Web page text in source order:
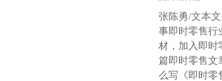
张陈勇/文本
事即时零售行
材，加入即时
篇即时零售文
么写《即时零